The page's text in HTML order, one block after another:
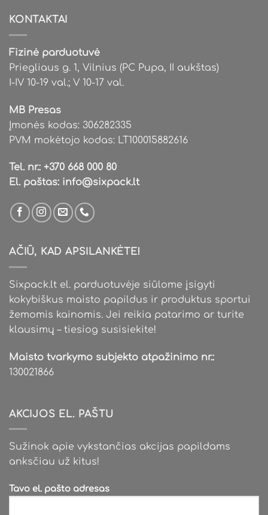
KONTAKTAI
Fizinė parduotuvė
Priegliaus g. 1, Vilnius (PC Pupa, II aukštas)
I-IV 10-19 val.; V 10-17 val.
MB Presas
Įmonės kodas: 306282335
PVM mokėtojo kodas: LT100015882616
Tel. nr.: +370 668 000 80
El. paštas: info@sixpack.lt
AČIŪ, KAD APSILANKĖTE!
Sixpack.lt el. parduotuvėje siūlome įsigyti
kokybiškus maisto papildus ir produktus sportui
žemomis kainomis. Jei reikia patarimo ar turite
klausimų – tiesiog susisiekite!
Maisto tvarkymo subjekto atpažinimo nr.:
130021866
AKCIJOS EL. PAŠTU
Sužinok apie vykstančias akcijas papildams
anksčiau už kitus!
Tavo el. pašto adresas